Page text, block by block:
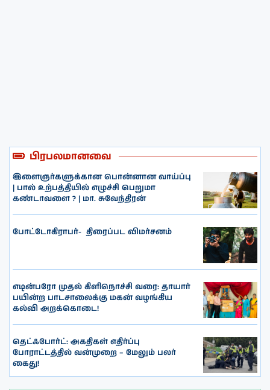
பிரபலமானவை
இளைஞர்களுக்கான பொன்னான வாய்ப்பு
| பால் உற்பத்தியில் எழுச்சி பெறுமா
கண்டாவளை ? | மா. சுவேந்திரன்
போட்டோகிராபர்- ‌ திரைப்பட விமர்சனம்
எடின்பரோ முதல் கிளிநொச்சி வரை: தாயார்
பயின்ற பாடசாலைக்கு மகன் வழங்கிய
கல்வி அறக்கொடை!
தெட்ஃபோர்ட்: அகதிகள் எதிர்ப்பு
போராட்டத்தில் வன்முறை – மேலும் பலர்
கைது!